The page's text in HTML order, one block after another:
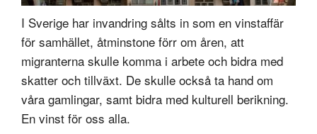
I Sverige har invandring sålts in som en vinstaffär
för samhället, åtminstone förr om åren, att
migranterna skulle komma i arbete och bidra med
skatter och tillväxt. De skulle också ta hand om
våra gamlingar, samt bidra med kulturell berikning.
En vinst för oss alla.